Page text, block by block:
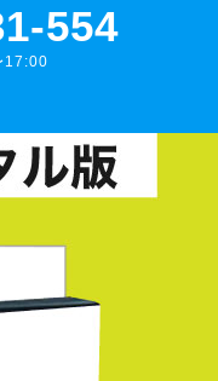
554
17:00